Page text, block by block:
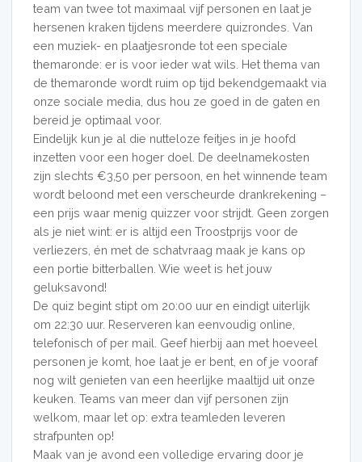
team van twee tot maximaal vijf personen en laat je
hersenen kraken tijdens meerdere quizrondes. Van
een muziek- en plaatjesronde tot een speciale
themaronde: er is voor ieder wat wils. Het thema van
de themaronde wordt ruim op tijd bekendgemaakt via
onze sociale media, dus hou ze goed in de gaten en
bereid je optimaal voor.
Eindelijk kun je al die nutteloze feitjes in je hoofd
inzetten voor een hoger doel. De deelnamekosten
zijn slechts €3,50 per persoon, en het winnende team
wordt beloond met een verscheurde drankrekening –
een prijs waar menig quizzer voor strijdt. Geen zorgen
als je niet wint: er is altijd een Troostprijs voor de
verliezers, én met de schatvraag maak je kans op
een portie bitterballen. Wie weet is het jouw
geluksavond!
De quiz begint stipt om 20:00 uur en eindigt uiterlijk
om 22:30 uur. Reserveren kan eenvoudig online,
telefonisch of per mail. Geef hierbij aan met hoeveel
personen je komt, hoe laat je er bent, en of je vooraf
nog wilt genieten van een heerlijke maaltijd uit onze
keuken. Teams van meer dan vijf personen zijn
welkom, maar let op: extra teamleden leveren
strafpunten op!
Maak van je avond een volledige ervaring door je